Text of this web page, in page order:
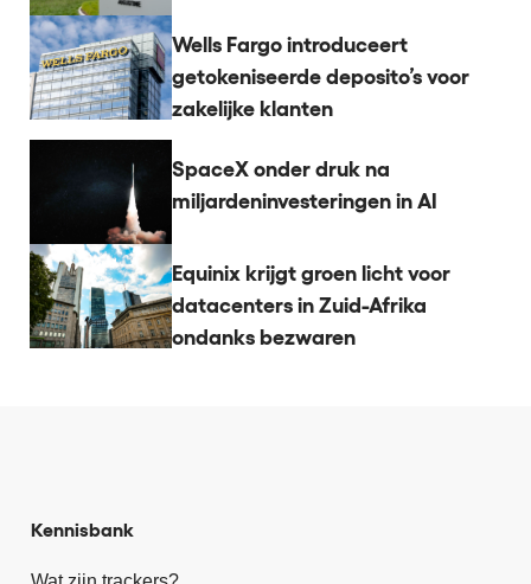
Wells Fargo introduceert
getokeniseerde deposito’s voor
zakelijke klanten
SpaceX onder druk na
miljardeninvesteringen in AI
Equinix krijgt groen licht voor
datacenters in Zuid-Afrika
ondanks bezwaren
Kennisbank